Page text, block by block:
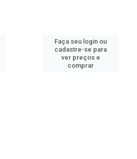
Faça seu login ou
cadastre-se para
ver preços e
comprar